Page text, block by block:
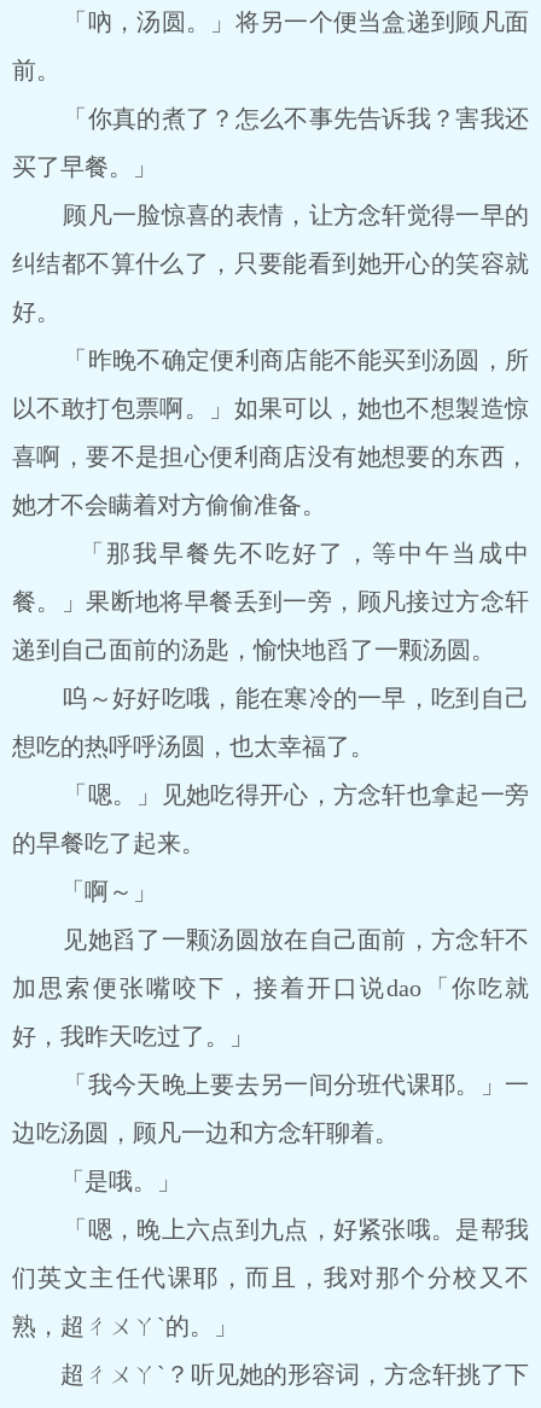
「吶，汤圆。」将另一个便当盒递到顾凡面
前。
「你真的煮了？怎么不事先告诉我？害我还
买了早餐。」
顾凡一脸惊喜的表情，让方念轩觉得一早的
纠结都不算什么了，只要能看到她开心的笑容就
好。
「昨晚不确定便利商店能不能买到汤圆，所
以不敢打包票啊。」如果可以，她也不想製造惊
喜啊，要不是担心便利商店没有她想要的东西，
她才不会瞒着对方偷偷准备。
「那我早餐先不吃好了，等中午当成中
餐。」果断地将早餐丢到一旁，顾凡接过方念轩
递到自己面前的汤匙，愉快地舀了一颗汤圆。
呜～好好吃哦，能在寒冷的一早，吃到自己
想吃的热呼呼汤圆，也太幸福了。
「嗯。」见她吃得开心，方念轩也拿起一旁
的早餐吃了起来。
「啊～」
见她舀了一颗汤圆放在自己面前，方念轩不
加思索便张嘴咬下，接着开口说dao「你吃就
好，我昨天吃过了。」
「我今天晚上要去另一间分班代课耶。」一
边吃汤圆，顾凡一边和方念轩聊着。
「是哦。」
「嗯，晚上六点到九点，好紧张哦。是帮我
们英文主任代课耶，而且，我对那个分校又不
熟，超ㄔㄨㄚˋ的。」
超ㄔㄨㄚˋ？听见她的形容词，方念轩挑了下